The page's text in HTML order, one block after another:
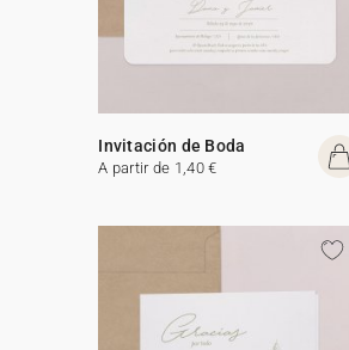
Invitación de Boda
A partir de 1,40 €